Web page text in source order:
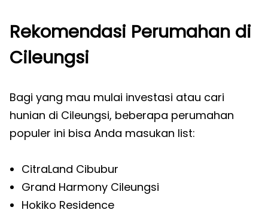
Rekomendasi Perumahan di
Cileungsi
Bagi yang mau mulai investasi atau cari
hunian di Cileungsi, beberapa perumahan
populer ini bisa Anda masukan list:
CitraLand Cibubur
Grand Harmony Cileungsi
Hokiko Residence